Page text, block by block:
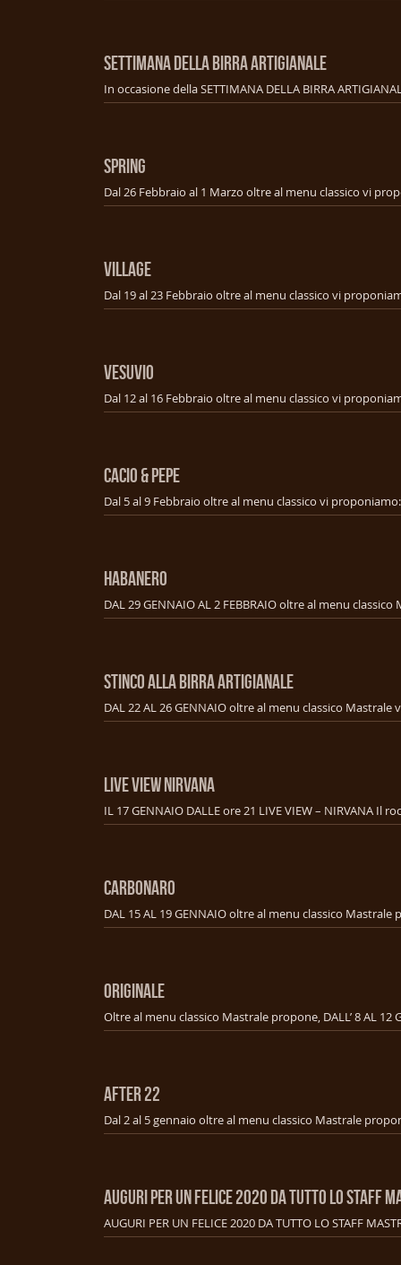
SETTIMANA DELLA BIRRA ARTIGIANALE
SPRING
VILLAGE
VESUVIO
CACIO & PEPE
HABANERO
STINCO ALLA BIRRA ARTIGIANALE
LIVE VIEW NIRVANA
CARBONARO
ORIGINALE
AFTER 22
AUGURI PER UN FELICE 2020 DA TUTTO LO STAFF
AUGURI PER UN FELICE 2020 DA TUTTO LO STAFF